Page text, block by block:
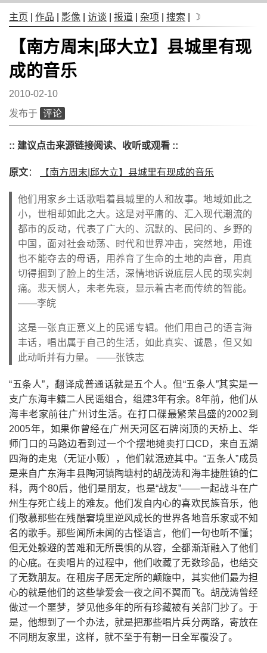
主页 作品 影像 访谈 报道 杂项 搜索 ☽
【南方周末|邱大立】县城里有现
成的音乐
2010-02-10
发布于 评论
:: 建议点击来源链接阅读、收听或观看 ::
原文： 【南方周末|邱大立】县城里有现成的音乐
他们用家乡土话歌唱着县城里的人和故事。地域如此之
小，世相却如此之大。这是对平庸的、汇入现代潮流的
都市的反动，代表了广大的、沉默的、民间的、乡野的
中国，面对社会动荡、时代和世界冲击，突然地，用谁
也不能夺去的母语，用养育了生命的土地的声音，用真
切得掴到了脸上的生活，深情地诉说底层人民的现实刺
痛。悲天悯人，未老先衰，显示着古老而传统的智能。
——李皖
这是一张真正意义上的民谣专辑。他们用自己的语言海
丰话，唱出属于自己的生活，如此真实、诚恳，但又如
此动听并有力量。 ——张铁志
“五条人”，翻译成普通话就是五个人。但“五条人”其实是一
支广东海丰籍二人民谣组合，组建3年有余。8年前，他们从
海丰老家前往广州讨生活。在打口碟最繁荣昌盛的2002到
2005年，如果你曾经在广州天河区石牌岗顶的天桥上、华
师门口的马路边看到过一个个摆地摊卖打口CD，来自五湖
四海的走鬼（无证小贩），他们就混迹其中。“五条人”成员
是来自广东海丰县陶河镇陶塘村的胡茂涛和海丰捷胜镇的仁
科，两个80后，他们是朋友，也是“战友”——一起战斗在广
州生存死亡线上的难友。他们发自内心的喜欢民族音乐，他
们敬慕那些在残酷窘境里逆风成长的世界各地音乐家或不知
名的歌手。那些闻所未闻的古怪语言，他们一句也听不懂；
但无处躲避的苦难和无所畏惧的从容，全都渐渐融入了他们
的心底。在卖唱片的过程中，他们收藏了无数珍品，也结交
了无数朋友。在租房子居无定所的颠簸中，其实他们最为担
心的就是他们的这些挚爱会一夜之间不翼而飞。胡茂涛曾经
做过一个噩梦，梦见他多年的所有珍藏被有关部门抄了。于
是，他想到了一个办法，就是把那些唱片兵分两路，寄放在
不同朋友家里，这样，就不至于有朝一日全军覆没了。